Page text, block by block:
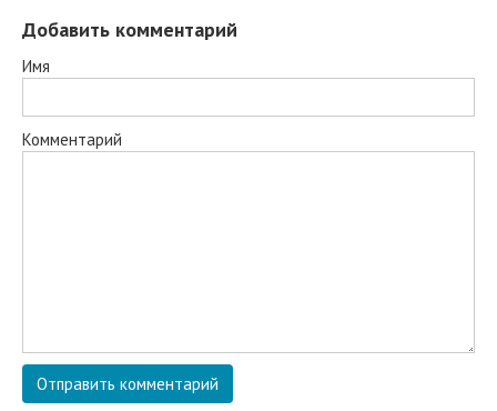
Добавить комментарий
Имя
Комментарий